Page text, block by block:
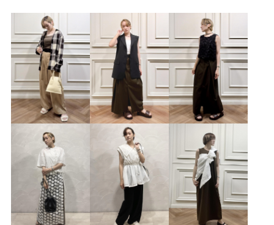
オンにもオフにも オーバーサイズ カットソー
カットソー素材 クラフト感 シャツ シンプル
シンプルコーデ ジャケット ジャージ ジャージ素材
スカーフ スタイルアップ スッキリ ストレスフリー
スポーティ タフタ素材 チュニック
チュニック丈 デイリーで活躍 ドロップショルダー
ニット ノーカラージャケット
バランスが取りやすい ベーシック メリハリ